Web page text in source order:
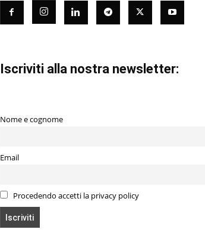
Iscriviti alla nostra newsletter:
Nome e cognome
Email
Procedendo accetti la privacy policy